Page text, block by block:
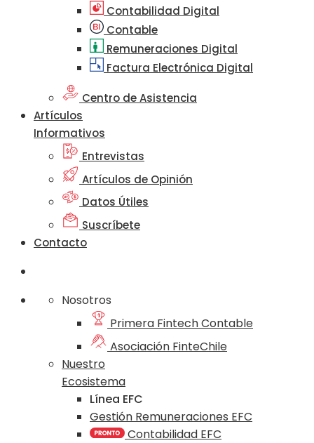
Contabilidad Digital
Contable
Remuneraciones Digital
Factura Electrónica Digital
Centro de Asistencia
Artículos
Informativos
Entrevistas
Artículos de Opinión
Datos Útiles
Suscríbete
Contacto
Nosotros
Primera Fintech Contable
Asociación FinteChile
Nuestro
Ecosistema
Línea EFC
Gestión Remuneraciones EFC
Contabilidad EFC